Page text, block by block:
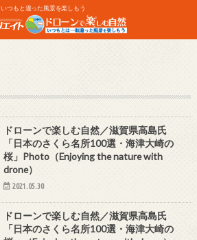
いつもと違った風景を楽しもう
ドローンで楽しむ自然／滋賀県高島氏
「日本のさくら名所100選・海津大崎の
桜」Photo（Enjoying the nature with
drone）
2021.05.30
ドローンで楽しむ自然／滋賀県高島氏
「日本のさくら名所100選・海津大崎の